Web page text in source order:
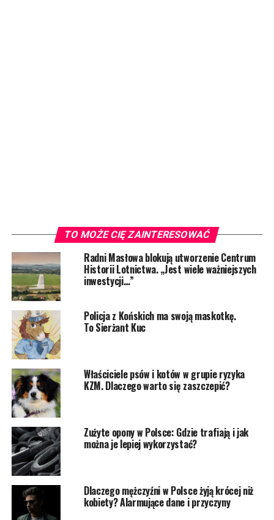
TO MOŻE CIĘ ZAINTERESOWAĆ
Radni Masłowa blokują utworzenie Centrum
Historii Lotnictwa. „Jest wiele ważniejszych
inwestycji…”
Policja z Końskich ma swoją maskotkę.
To Sierżant Kuc
Właściciele psów i kotów w grupie ryzyka
KZM. Dlaczego warto się zaszczepić?
Zużyte opony w Polsce: Gdzie trafiają i jak
można je lepiej wykorzystać?
Dlaczego mężczyźni w Polsce żyją krócej niż
kobiety? Alarmujące dane i przyczyny